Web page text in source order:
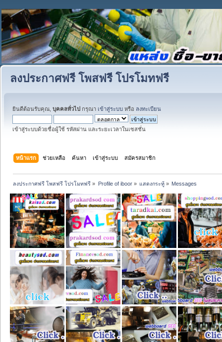
ลงประกาศฟรี โพสฟรี โปรโมทฟรี
ยินดีต้อนรับคุณ, บุคคลทั่วไป กรุณา เข้าสู่ระบบ หรือ ลงทะเบียน
เข้าสู่ระบบด้วยชื่อผู้ใช้ รหัสผ่าน และระยะเวลาในเซสชั่น
หน้าแรก ช่วยเหลือ ค้นหา เข้าสู่ระบบ สมัครสมาชิก
ลงประกาศฟรี โพสฟรี โปรโมทฟรี » Profile of iboor» แสดงกระทู้» Messages